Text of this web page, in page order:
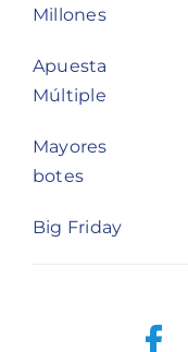
Millones
Apuesta
Múltiple
Mayores
botes
Big Friday